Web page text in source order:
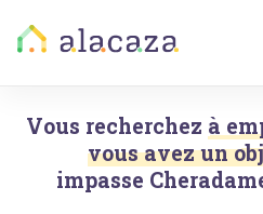
Vous recherchez à
vous avez un
impasse